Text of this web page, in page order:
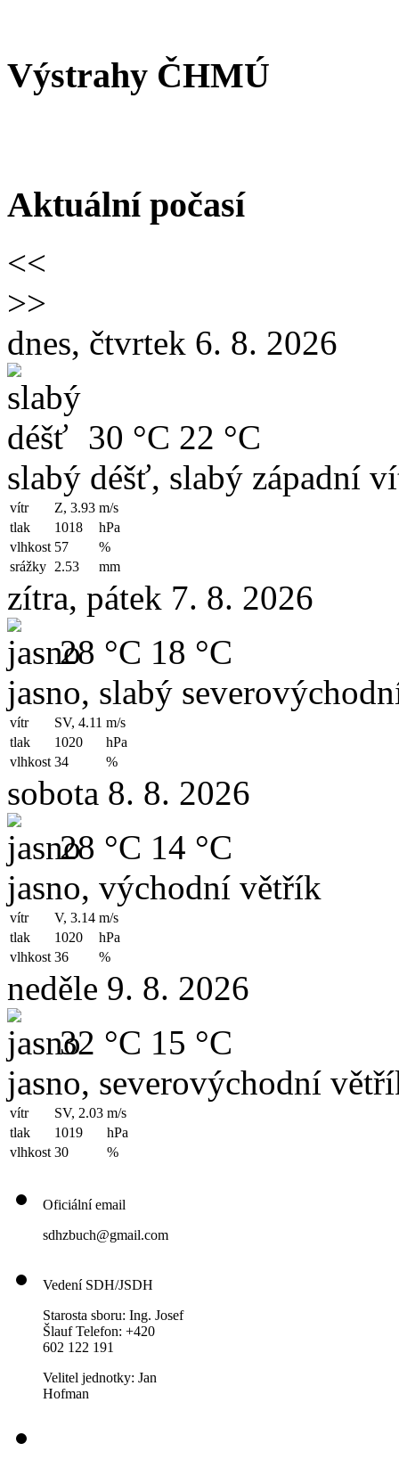
Výstrahy ČHMÚ
Aktuální počasí
<<
>>
dnes, čtvrtek 6. 8. 2026
30 °C 22 °C
slabý déšť, slabý západní
vítr Z, 3.93 m/s
tlak
1018
hPa
vlhkost 57
%
srážky 2.53 mm
zítra, pátek 7. 8. 2026
28 °C 18 °C
jasno, slabý
vítr SV, 4.11 m/s
tlak
1020
hPa
vlhkost 34 %
sobota 8. 8. 2026
28 °C 14 °C
jasno, východní větřík
vítr V, 3.14 m/s
tlak
1020
hPa
vlhkost 36 %
neděle 9. 8. 2026
32 °C 15 °C
jasno, severovýchodní
vítr SV, 2.03 m/s
tlak
1019
hPa
vlhkost 30 %
Oficiální email
sdhzbuch@gmail.com
Vedení SDH/JSDH
Starosta sboru: Ing. Josef
Šlauf Telefon: +420
602 122 191
Velitel jednotky: Jan
Hofman